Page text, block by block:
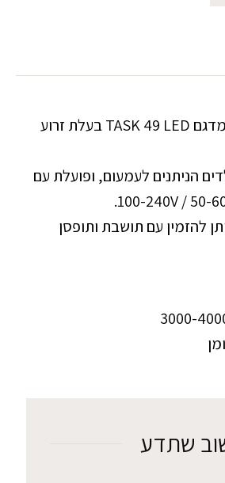
מנורת לד שולחנית מדגם TASK 49 LED בעלת זרוע
כוללת 49 לדים הניתנים לעמעום, ופועלת עם
להזמין עם תושבת ותופסן
שתדע